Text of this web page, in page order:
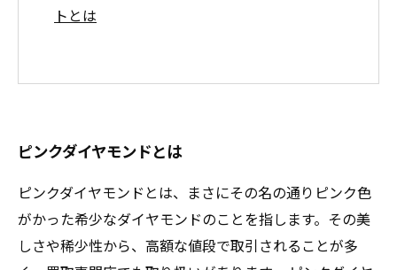
トとは
ピンクダイヤモンドとは
ピンクダイヤモンドとは、まさにその名の通りピンク色
がかった希少なダイヤモンドのことを指します。その美
しさや稀少性から、高額な値段で取引されることが多